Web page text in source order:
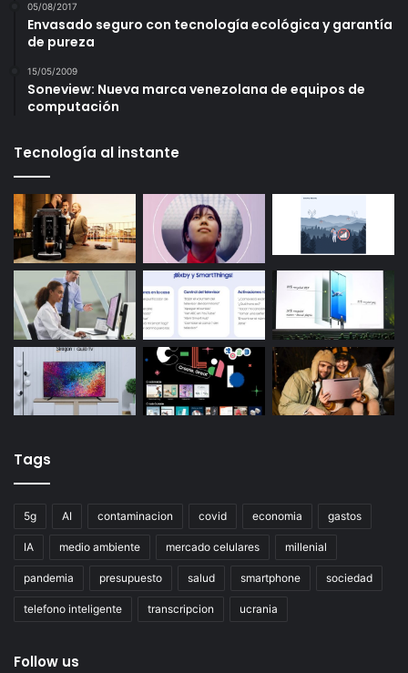
05/08/2017
Envasado seguro con tecnología ecológica y garantía
de pureza
15/05/2009
Soneview: Nueva marca venezolana de equipos de
computación
Tecnología al instante
Tags
5g AI contaminacion covid economia gastos
IA medio ambiente mercado celulares millenial
pandemia presupuesto salud smartphone sociedad
telefono inteligente transcripcion ucrania
Follow us